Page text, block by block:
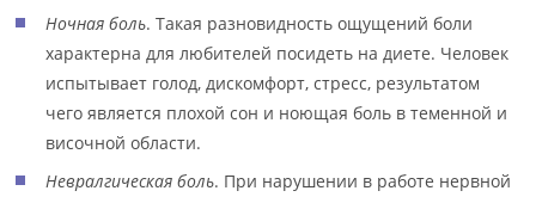
Ночная боль. Такая разновидность ощущений боли
характерна для любителей посидеть на диете. Человек
испытывает голод, дискомфорт, стресс, результатом
чего является плохой сон и ноющая боль в теменной и
височной области.
Невралгическая боль. При нарушении в работе нервной